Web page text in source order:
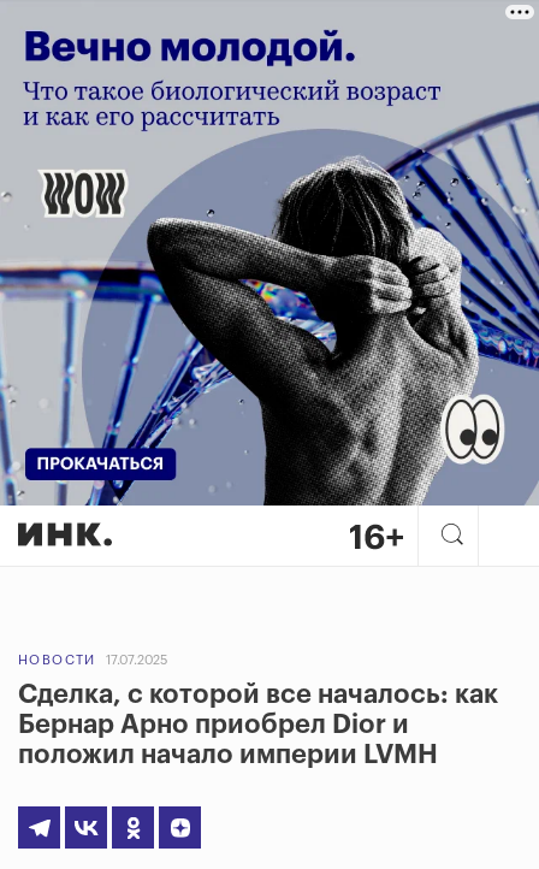
НОВОСТИ 17.07.2025
Сделка, с которой все началось: как
Бернар Арно приобрел Dior и
положил начало империи LVMH